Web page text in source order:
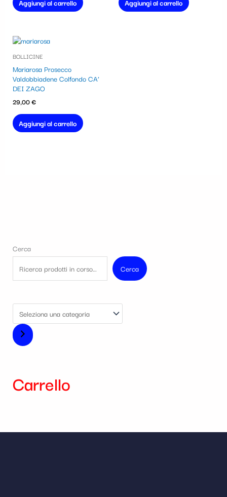
Aggiungi al carrello Aggiungi al carrello
BOLLICINE
Mariarosa Prosecco
Valdobbiadene Colfondo CA’
DEI ZAGO
29,00€
Aggiungi al carrello
Cerca
Cerca
Carrello